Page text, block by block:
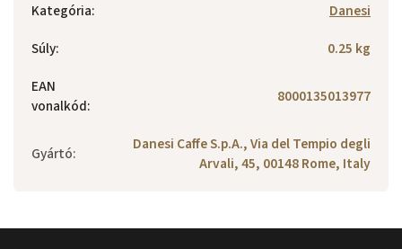
Kategória:
Danesi
Súly:
0.25 kg
EAN
vonalkód: 8000135013977
Gyártó:
Danesi Caffe S.p.A., Via del Tempio degli
Arvali, 45, 00148 Rome, Italy